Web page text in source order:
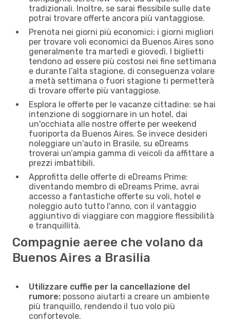
tradizionali. Inoltre, se sarai flessibile sulle date
potrai trovare offerte ancora più vantaggiose.
Prenota nei giorni più economici: i giorni migliori
per trovare voli economici da Buenos Aires sono
generalmente tra martedì e giovedì. I biglietti
tendono ad essere più costosi nei fine settimana
e durante l’alta stagione, di conseguenza volare
a metà settimana o fuori stagione ti permetterà
di trovare offerte più vantaggiose.
Esplora le offerte per le vacanze cittadine: se hai
intenzione di soggiornare in un hotel, dai
un'occhiata alle nostre offerte per weekend
fuoriporta da Buenos Aires. Se invece desideri
noleggiare un'auto in Brasile, su eDreams
troverai un’ampia gamma di veicoli da affittare a
prezzi imbattibili.
Approfitta delle offerte di eDreams Prime:
diventando membro di eDreams Prime, avrai
accesso a fantastiche offerte su voli, hotel e
noleggio auto tutto l'anno, con il vantaggio
aggiuntivo di viaggiare con maggiore flessibilità
e tranquillità.
Compagnie aeree che volano da
Buenos Aires a Brasilia
Utilizzare cuffie per la cancellazione del
rumore: possono aiutarti a creare un ambiente
più tranquillo, rendendo il tuo volo più
confortevole.